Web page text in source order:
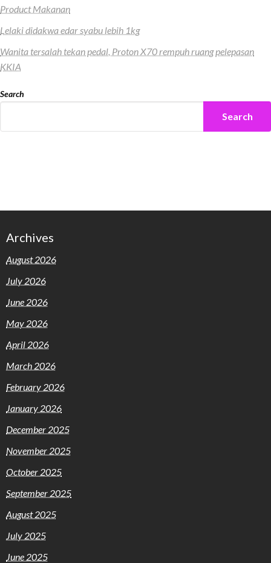
Product Makanan
Lelaki didakwa edar syabu lebih 1kg
Wanita tersalah tekan pedal, Proton X70 rempuh ruang pelepasan
KKIA
Search
Search
Archives
August 2026
July 2026
June 2026
May 2026
April 2026
March 2026
February 2026
January 2026
December 2025
November 2025
October 2025
September 2025
August 2025
July 2025
June 2025